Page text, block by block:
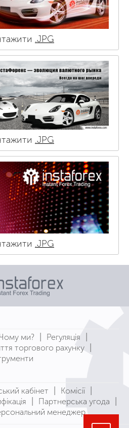
.JPG
.JPG
.JPG
Чому ми? | Регуляція |
торгового рахунку |
кабінет | Комісії |
| Партнерська угода |
менеджер